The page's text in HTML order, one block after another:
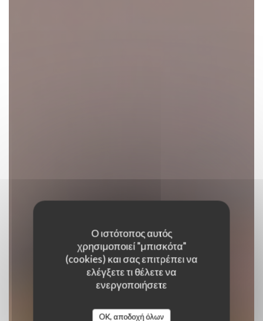
Ο ιστότοπος αυτός
χρησιμοποιεί "μπισκότα"
(cookies) και σας επιτρέπει να
ελέγξετε τι θέλετε να
ενεργοποιήσετε
OK, αποδοχή όλων
SUSHI KÒBBO
ARCINS